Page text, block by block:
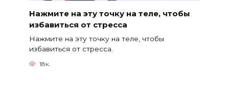
Нажмите на эту точку на теле, чтобы
избавиться от стресса
Нажмите на эту точку на теле, чтобы
избавиться от стресса.
18к.